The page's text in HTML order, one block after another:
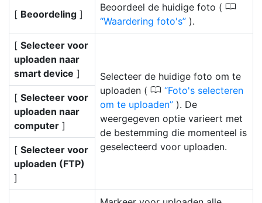
[ Beoordeling ]
Beoordeel de huidige foto ( 0
Waardering foto's ).
[ Selecteer voor
uploaden naar
smart device ]
Selecteer de huidige foto om te
uploaden ( 0 Foto's selecteren
om te uploaden ). De
weergegeven optie varieert met
de bestemming die momenteel is
geselecteerd voor uploaden.
[ Selecteer voor
uploaden naar
computer ]
[ Selecteer voor
uploaden (FTP)
]